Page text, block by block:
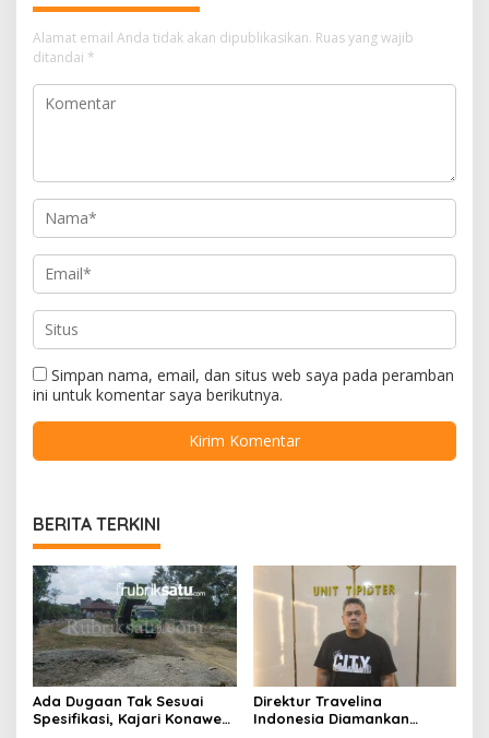
Alamat email Anda tidak akan dipublikasikan. Ruas yang wajib
ditandai *
Simpan nama, email, dan situs web saya pada peramban
ini untuk komentar saya berikutnya.
BERITA TERKINI
Ada Dugaan Tak Sesuai
Spesifikasi, Kajari Konawe
Direktur Travelina
Indonesia Diamankan